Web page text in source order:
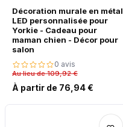
Décoration murale en métal
LED personnalisée pour
Yorkie - Cadeau pour
maman chien - Décor pour
salon
0 avis
Au lieu de 109,92 €
À partir de 76,94 €